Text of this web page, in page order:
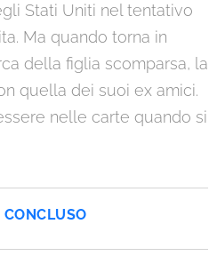
Stati Uniti nel tentativo
Ma quando torna in
della figlia scomparsa, la
quella dei suoi ex amici.
nelle carte quando si
CONCLUSO